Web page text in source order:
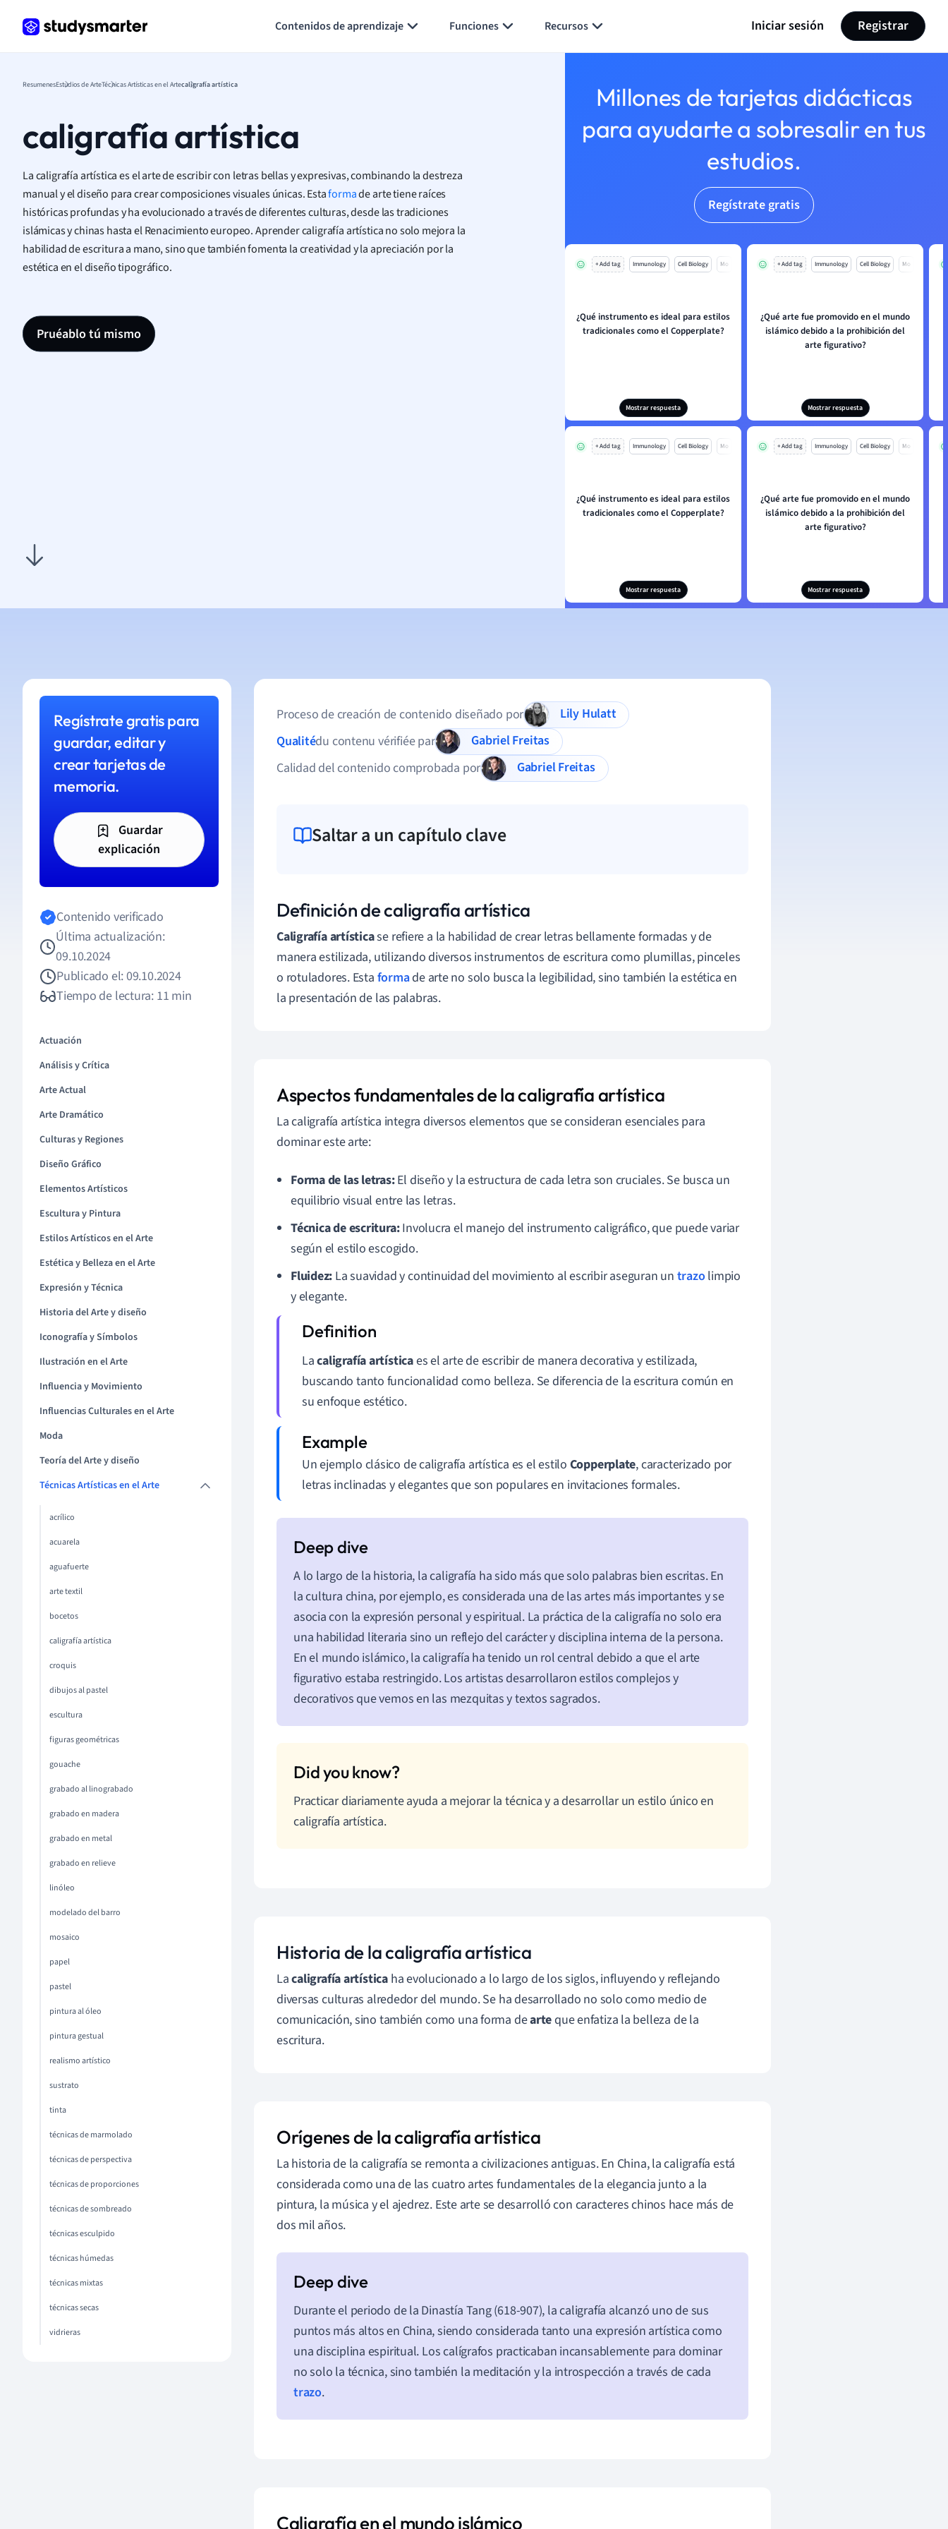
Contenidos de aprendizaje Funciones Recursos Iniciar sesión Registrar
ResumenesEstudios de ArteTécnicas Artísticas en el Artecaligrafía artística
caligrafía artística
La caligrafía artística es el arte de escribir con letras bellas y expresivas, combinando la destreza
manual y el diseño para crear composiciones visuales únicas. Estaformade arte tiene raíces
históricas profundas y ha evolucionado a través de diferentes culturas, desde las tradiciones
islámicas y chinas hasta el Renacimiento europeo. Aprender caligrafía artística no solo mejora la
habilidad de escritura a mano, sino que también fomenta la creatividad y la apreciación por la
estética en el diseño tipográfico.
Pruéablo tú mismo
Millones de tarjetas didácticas
para ayudarte a sobresalir en tus
estudios.
Regístrate gratis
+ Add tag Immunology Cell Biology Mo
¿Qué instrumento es ideal para estilos
tradicionales como el Copperplate?
Mostrar respuesta
+ Add tag Immunology Cell Biology Mo
¿Qué arte fue promovido en el mundo
islámico debido a la prohibición del
arte figurativo?
Mostrar respuesta
+ Add tag Immunology Cell Biology Mo
¿Qué instrumento es ideal para estilos
tradicionales como el Copperplate?
Mostrar respuesta
+ Add tag Immunology Cell Biology Mo
¿Qué arte fue promovido en el mundo
islámico debido a la prohibición del
arte figurativo?
Mostrar respuesta
Regístrate gratis para
guardar, editar y
crear tarjetas de
memoria.
Guardar
explicación
Contenido verificado
Última actualización:
09.10.2024
Publicado el: 09.10.2024
Tiempo de lectura: 11 min
Actuación
Análisis y Crítica
Arte Actual
Arte Dramático
Culturas y Regiones
Diseño Gráfico
Elementos Artísticos
Escultura y Pintura
Estilos Artísticos en el Arte
Estética y Belleza en el Arte
Expresión y Técnica
Historia del Arte y diseño
Iconografía y Símbolos
Ilustración en el Arte
Influencia y Movimiento
Influencias Culturales en el Arte
Moda
Teoría del Arte y diseño
Técnicas Artísticas en el Arte
acrílico
acuarela
aguafuerte
arte textil
bocetos
caligrafía artística
croquis
dibujos al pastel
escultura
figuras geométricas
gouache
grabado al linograbado
grabado en madera
grabado en metal
grabado en relieve
linóleo
modelado del barro
mosaico
papel
pastel
pintura al óleo
pintura gestual
realismo artístico
sustrato
tinta
técnicas de marmolado
técnicas de perspectiva
técnicas de proporciones
técnicas de sombreado
técnicas esculpido
técnicas húmedas
técnicas mixtas
técnicas secas
vidrieras
Proceso de creación de contenido diseñado por
Lily Hulatt
Qualitédu contenu vérifiée par
Gabriel Freitas
Calidad del contenido comprobada por
Gabriel Freitas
Saltar a un capítulo clave
Definición de caligrafía artística
Caligrafía artísticase refiere a la habilidad de crear letras bellamente formadas y de
manera estilizada, utilizando diversos instrumentos de escritura como plumillas, pinceles
o rotuladores. Esta formade arte no solo busca la legibilidad, sino también la estética en
la presentación de las palabras.
Aspectos fundamentales de la caligrafía artística
La caligrafía artística integra diversos elementos que se consideran esenciales para
dominar este arte:
Forma de las letras:El diseño y la estructura de cada letra son cruciales. Se busca un
equilibrio visual entre las letras.
Técnica de escritura:Involucra el manejo del instrumento caligráfico, que puede variar
según el estilo escogido.
Fluidez: La suavidad y continuidad del movimiento al escribir aseguran un trazolimpio
y elegante.
Lacaligrafía artísticaes el arte de escribir de manera decorativa y estilizada,
buscando tanto funcionalidad como belleza. Se diferencia de la escritura común en
su enfoque estético.
Un ejemplo clásico de caligrafía artística es el estilo Copperplate, caracterizado por
letras inclinadas y elegantes que son populares en invitaciones formales.
A lo largo de la historia, la caligrafía ha sido más que solo palabras bien escritas. En
la cultura china, por ejemplo, es considerada una de las artes más importantes y se
asocia con la expresión personal y espiritual. La práctica de la caligrafía no solo era
una habilidad literaria sino un reflejo del carácter y disciplina interna de la persona.
En el mundo islámico, la caligrafía ha tenido un rol central debido a que el arte
figurativo estaba restringido. Los artistas desarrollaron estilos complejos y
decorativos que vemos en las mezquitas y textos sagrados.
Practicar diariamente ayuda a mejorar la técnica y a desarrollar un estilo único en
caligrafía artística.
Historia de la caligrafía artística
Lacaligrafía artísticaha evolucionado a lo largo de los siglos, influyendo y reflejando
diversas culturas alrededor del mundo. Se ha desarrollado no solo como medio de
comunicación, sino también como una forma dearteque enfatiza la belleza de la
escritura.
Orígenes de la caligrafía artística
La historia de la caligrafía se remonta a civilizaciones antiguas. En China, la caligrafía está
considerada como una de las cuatro artes fundamentales de la elegancia junto a la
pintura, la música y el ajedrez. Este arte se desarrolló con caracteres chinos hace más de
dos mil años.
Durante el periodo de la Dinastía Tang (618-907), la caligrafía alcanzó uno de sus
puntos más altos en China, siendo considerada tanto una expresión artística como
una disciplina espiritual. Los calígrafos practicaban incansablemente para dominar
no solo la técnica, sino también la meditación y la introspección a través de cada
trazo.
Caligrafía en el mundo islámico